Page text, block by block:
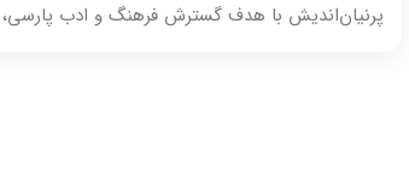
پرنيان‌انديش با هدف گسترش فرهنگ و ادب پارسى،